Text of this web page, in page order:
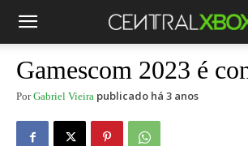
Gamescom 2023 é
Por Gabriel Vieira publicado há 3 anos